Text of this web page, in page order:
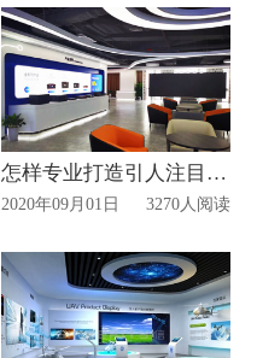
怎样专业打造引人注目的企业展厅!
2020年09月01日 3270人阅读